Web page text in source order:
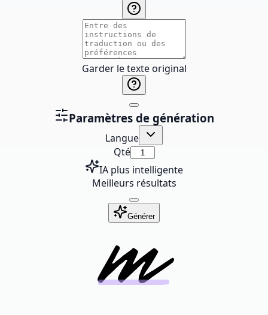
Garder le texte original
Paramètres de génération
Langue
Qté
IA plus intelligente
Meilleurs résultats
Générer